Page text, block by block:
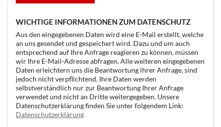
WICHTIGE INFORMATIONEN ZUM DATENSCHUTZ
Aus den eingegebenen Daten wird eine E-Mail erstellt, welche
an uns gesendet und gespeichert wird. Dazu und um auch
entsprechend auf Ihre Anfrage reagieren zu können, müssen
wir Ihre E-Mail-Adresse abfragen. Alle weiteren eingegebenen
Daten erleichtern uns die Beantwortung ihrer Anfrage, sind
jedoch nicht verpflichtend. Ihre Daten werden
selbstverständlich nur zur Beantwortung Ihrer Anfrage
verwendet und nicht an Dritte weitergegeben. Unsere
Datenschutzerklärung finden Sie unter folgendem Link:
Datenschutzerklärung